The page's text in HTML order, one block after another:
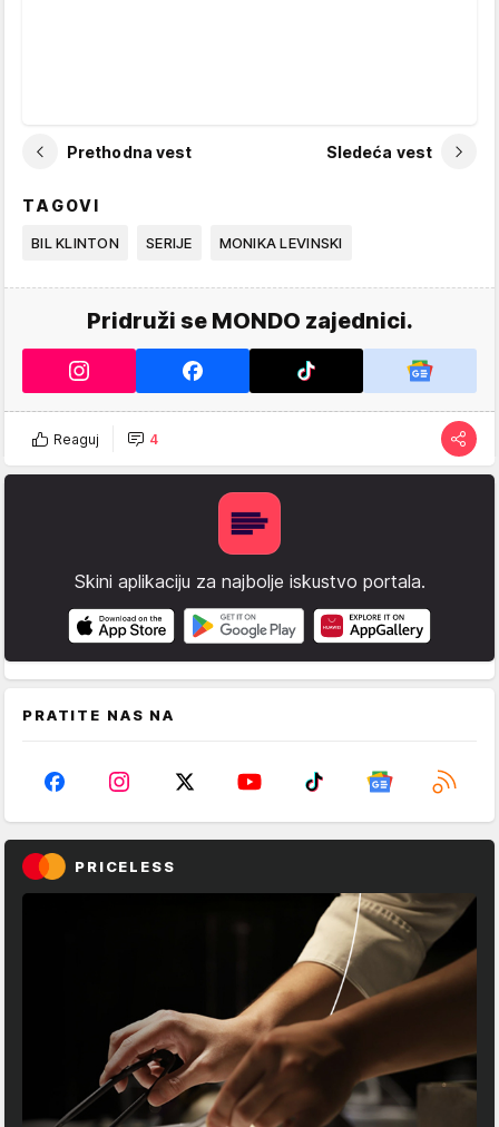
Prethodna vest Sledeća vest
TAGOVI
BIL KLINTON SERIJE MONIKA LEVINSKI
Pridruži se MONDO zajednici.
Reaguj 4
Skini aplikaciju za najbolje iskustvo portala.
PRATITE NAS NA
PRICELESS